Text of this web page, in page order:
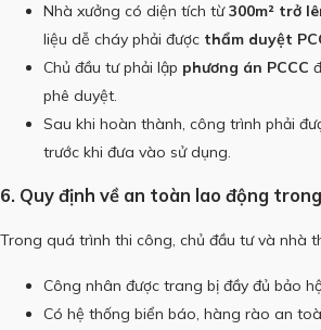
Nhà xưởng có diện tích từ300m² trở
liệu dễ cháy phải được thẩm duyệt
Chủ đầu tư phải lập phương án PCCC
phê duyệt.
Sau khi hoàn thành, công trình phải
trước khi đưa vào sử dụng.
6. Quy định về an toàn lao động
Trong quá trình thi công, chủ đầu tư và nhà
Công nhân được trang bị đầy đủ bảo
Có hệ thống biển báo, hàng rào an